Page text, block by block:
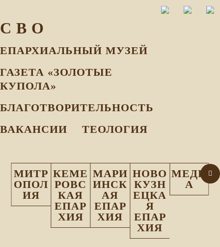
С В О
ЕПАРХИАЛЬНЫЙ МУЗEЙ
ГАЗЕТА «ЗОЛОТЫЕ
КУПОЛА»
БЛАГОТВОРИТЕЛЬНОСТЬ
ВАКАНСИИ
ТЕОЛОГИЯ
МИТР
ОПОЛ
ИЯ
КЕМЕ
РОВС
КАЯ
ЕПАР
ХИЯ
МАРИ
ИНСК
АЯ
ЕПАР
ХИЯ
НОВО
КУЗН
ЕЦКА
Я
ЕПАР
ХИЯ
МЕДИ
А